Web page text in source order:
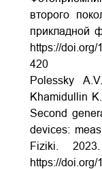
второго
прикладной
https://
420
Polessky
Khamidullin
Second
devices:
Fiziki.
https://